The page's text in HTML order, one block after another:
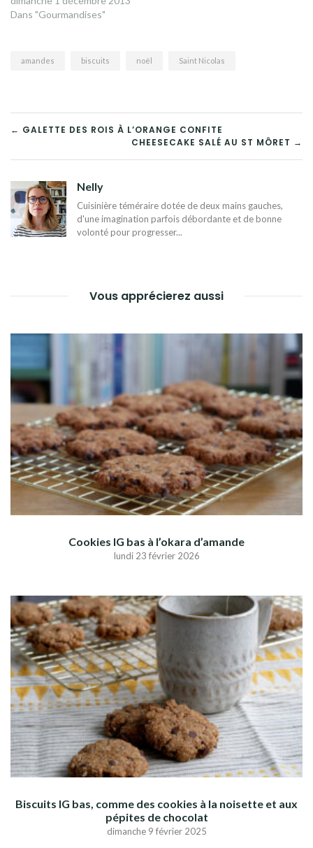
Dans "Gourmandises"
amandes biscuits noël Saint Nicolas
NAVIGATION
DE
L’ARTICLE
← GALETTE DES ROIS À L’ORANGE CONFITE
CHEESECAKE SALÉ AU ST MÔRET →
Nelly
Cuisinière téméraire dotée de deux mains gauches,
d'une imagination parfois débordante et de bonne
volonté pour progresser...
Vous apprécierez aussi
Cookies IG bas à l’okara d’amande
lundi 23 février 2026
Biscuits IG bas, comme des cookies à la noisette et aux
pépites de chocolat
dimanche 9 février 2025